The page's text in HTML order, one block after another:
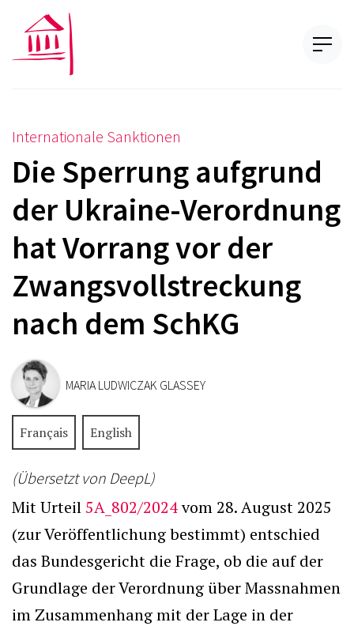
Internationale Sanktionen
Die Sperrung aufgrund
der Ukraine-Verordnung
hat Vorrang vor der
Zwangsvollstreckung
nach dem SchKG
MARIA LUDWICZAK GLASSEY
Français English
(Übersetzt von DeepL)
Mit Urteil5A_802/2024vom 28. August 2025
(zur Veröffentlichung bestimmt) entschied
das Bundesgericht die Frage, ob die auf der
Grundlage der Verordnung über Massnahmen
im Zusammenhang mit der Lage in der